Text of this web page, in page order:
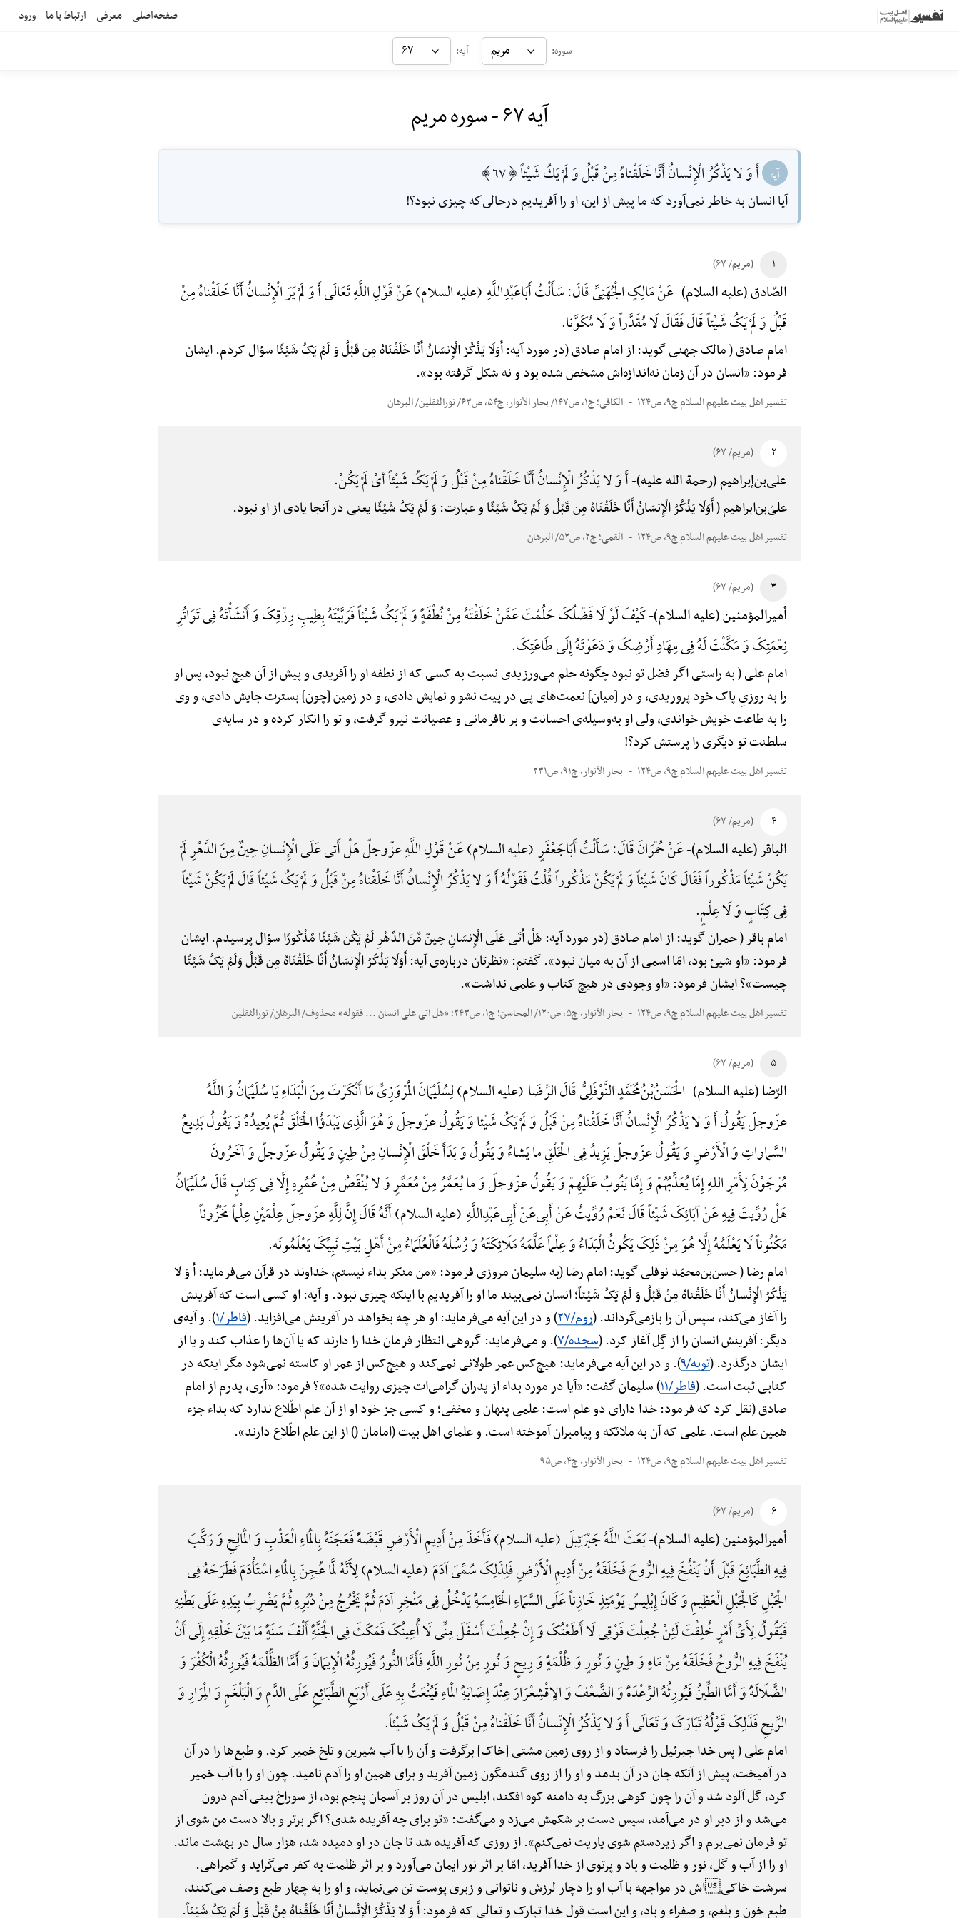
صفحه‌اصلی معرفی ارتباط با ما ورود
سوره: مریم آیه: ۶۷
آیه ۶۷ - سوره مریم
آیه أَ وَ لا يَذْكُرُ الْإِنْسانُ أَنَّا خَلَقْناهُ مِنْ قَبْلُ وَ لَمْ يَكُ شَيْئاً [67]
آيا انسان به خاطر نمى‌آورد كه ما پيش از اين، او را آفريديم در‌حالى‌كه چيزى نبود؟!
۱ (مریم/ ۶۷)
الصّادق (علیه السلام)-عَنْ مَالِکٍ الْجُهَنِیِّ قَالَ: سَأَلْتُ أَبَاعَبْدِ‌اللَّهِ (علیه السلام) عَنْ قَوْلِ اللَّهِ تَعَالَی أَ وَ لَمْ یَرَ الْإِنْسانُ أَنَّا خَلَقْناهُ مِنْ
قَبْلُ وَ لَمْ یَکُ شَیْئاً قَالَ فَقَالَ لَا مُقَدَّراً وَ لَا مُکَوَّنا.
امام صادق ( مالک جهنی گوید: از امام صادق (در مورد آیه: أَوَلَا یَذْکُرُ الْإِنسَانُ أَنَّا خَلَقْنَاهُ مِن قَبْلُ وَ لَمْ یَکُ شَیْئًا سؤال کردم. ایشان
فرمود: «انسان در آن زمان نه‌اندازه‌اش مشخص شده بود و نه شکل گرفته بود».
تفسیر اهل بیت علیهم السلام ج۹، ص۱۲۴ الکافی؛ ج۱، ص۱۴۷/ بحار الأنوار، ج۵۴، ص۶۳/ نورالثقلین/ البرهان
۲ (مریم/ ۶۷)
علی‌بن‌إبراهیم (رحمة الله علیه)-أَ وَ لا یَذْکُرُ الْإِنْسانُ أَنَّا خَلَقْناهُ مِنْ قَبْلُ وَ لَمْ یَکُ شَیْئاً أیْ لَمْ یَکُنْ.
علیّ‌بن‌ابراهیم ( أَوَلَا یَذْکُرُ الْإِنسَانُ أَنَّا خَلَقْنَاهُ مِن قَبْلُ وَ لَمْ یَکُ شَیْئًا و عبارت: وَ لَمْ یَکُ شَیْئًا یعنی در آنجا یادی از او نبود.
تفسیر اهل بیت علیهم السلام ج۹، ص۱۲۴ القمی؛ ج۲، ص۵۲/ البرهان
۳ (مریم/ ۶۷)
أمیرالمؤمنین (علیه السلام)-کَیْفَ لَوْ لَا فَضْلُکَ حَلُمْتَ عَمَّنْ خَلَقْتَهُ مِنْ نُطْفَهًٍْ وَ لَمْ یَکُ شَیْئاً فَرَبَّیْتَهُ بِطِیبِ رِزْقِکَ وَ أَنْشَأْتَهُ فِی تَوَاتُرِ
نِعْمَتِکَ وَ مَکَّنْتَ لَهُ فِی مِهَادِ أَرْضِکَ وَ دَعَوْتَهُ إِلَی طَاعَتِکَ.
امام علی ( به راستی اگر فضل تو نبود چگونه حلم می‌ورزیدی نسبت به کسی که از نطفه او را آفریدی و پیش از آن هیچ نبود، پس او
را به روزیِ پاک خود پروریدی، و در [میان] نعمت‌های پی در پیت نشو و نمایش دادی، و در زمین [چون] بسترت جایش دادی، و وی
را به طاعت خویش خواندی، ولی او به‌وسیله‌ی احسانت و بر نافرمانی و عصیانت نیرو گرفت، و تو را انکار کرده و در سایه‌ی
سلطنت تو دیگری را پرستش کرد؟!
تفسیر اهل بیت علیهم السلام ج۹، ص۱۲۴ بحار الأنوار، ج۹۱، ص۲۳۱
۴ (مریم/ ۶۷)
الباقر (علیه السلام)-عَنْ حُمْرَانَ قَالَ: سَأَلْتُ أَبَاجَعْفَرٍ (علیه السلام) عَنْ قَوْلِ اللَّهِ عزّوجلّ هَلْ أَتی عَلَی الْإِنْسانِ حِینٌ مِنَ الدَّهْرِ لَمْ
یَکُنْ شَیْئاً مَذْکُوراً فَقَالَ کَانَ شَیْئاً وَ لَمْ یَکُنْ مَذْکُوراً قُلْتُ فَقَوْلُهُ أَ وَ لا یَذْکُرُ الْإِنْسانُ أَنَّا خَلَقْناهُ مِنْ قَبْلُ وَ لَمْ یَکُ شَیْئاً قَالَ لَمْ یَکُنْ شَیْئاً
فِی کِتَابٍ وَ لَا عِلْمٍ.
امام باقر ( حمران گوید: از امام صادق (در مورد آیه: هَلْ أَتَی عَلَی الْإِنسَانِ حِینٌ مِّنَ الدَّهْرِ لَمْ یَکُن شَیْئًا مَّذْکُورًا سؤال پرسیدم. ایشان
فرمود: «او شیئ بود، امّا اسمی از آن به میان نبود». گفتم: «نظرتان درباره‌ی آیه: أَوَلَا یَذْکُرُ الْإِنسَانُ أَنَّا خَلَقْنَاهُ مِن قَبْلُ وَلَمْ یَکُ شَیْئًا
چیست»؟ ایشان فرمود: «او وجودی در هیچ کتاب و علمی نداشت».
تفسیر اهل بیت علیهم السلام ج۹، ص۱۲۴ بحار الأنوار، ج۵، ص۱۲۰/ المحاسن؛ ج۱، ص۲۴۳؛ «هل اتی علی انسان ... فقوله» محذوف/ البرهان/ نورالثقلین
۵ (مریم/ ۶۷)
الرّضا (علیه السلام)-الْحَسَنُ‌بْنُ‌مُحَمَّدٍ النَّوْفَلِیُّ قَالَ الرِّضَا (علیه السلام) لِسُلَیْمَانَ الْمَرْوَزِیِّ مَا أَنْکَرْتَ مِنَ الْبَدَاءِ یَا سُلَیْمَانُ وَ اللَّهُ
عزّوجلّ یَقُولُ أَ وَ لا یَذْکُرُ الْإِنْسانُ أَنَّا خَلَقْناهُ مِنْ قَبْلُ وَ لَمْ یَکُ شَیْئا وَ یَقُولُ عزّوجلّ وَ هُوَ الَّذِی یَبْدَؤُا الْخَلْقَ ثُمَّ یُعِیدُهُ وَ یَقُولُ بَدِیعُ
السَّماواتِ وَ الْأَرْضِ وَ یَقُولُ عزّوجلّ یَزِیدُ فِی الْخَلْقِ ما یَشاءُ وَ یَقُولُ وَ بَدَأَ خَلْقَ الْإِنْسانِ مِنْ طِینٍ وَ یَقُولُ عزّوجلّ وَ آخَرُونَ
مُرْجَوْنَ لِأَمْرِ اللهِ إِمَّا یُعَذِّبُهُمْ وَ إِمَّا یَتُوبُ عَلَیْهِمْ وَ یَقُولُ عزّوجلّ وَ ما یُعَمَّرُ مِنْ مُعَمَّرٍ وَ لا یُنْقَصُ مِنْ عُمُرِهِ إِلَّا فِی کِتابٍ قَالَ سُلَیْمَانُ
هَلْ رُوِّیتَ فِیهِ عَنْ آبَائِکَ شَیْئاً قَالَ نَعَمْ رُوِّیتُ عَنْ أَبِی‌عَنْ أَبِی‌عَبْدِ‌اللَّهِ (علیه السلام) أَنَّهُ قَالَ إِنَّ لِلَّهِ عزّوجلّ عِلْمَیْنِ عِلْماً مَخْزُوناً
مَکْنُوناً لَا یَعْلَمُهُ إِلَّا هُوَ مِنْ ذَلِکَ یَکُونُ الْبَدَاءُ وَ عِلْماً عَلَّمَهُ مَلَائِکَتَهُ وَ رُسُلَهُ فَالْعُلَمَاءُ مِنْ أَهْلِ بَیْتِ نَبِیِّکَ یَعْلَمُونَه.
امام رضا ( حسن‌بن‌محمّد نوفلی گوید: امام رضا (به سلیمان مروزی فرمود: «من منکر بداء نیستم، خداوند در قرآن می‌فرماید: أَ وَ لا
یَذْکُرُ الْإِنْسانُ أَنَّا خَلَقْناهُ مِنْ قَبْلُ وَ لَمْ یَکُ شَیْئاً؛ انسان نمی‌بیند ما او را آفریدیم با اینکه چیزی نبود. و آیه: او کسی است که آفرینش
را آغاز می‌کند، سپس آن را بازمی‌گرداند. (روم/۲۷ ) و در این آیه می‌فرماید: او هر چه بخواهد در آفرینش می‌افزاید. (فاطر/۱). و آیه‌ی
دیگر: آفرینش انسان را از گِل آغاز کرد. (سجده/۷ ). و می‌فرماید: گروهی انتظار فرمان خدا را دارند که یا آن‌ها را عذاب کند و یا از
ایشان درگذرد. (توبه/۹ ). و در این آیه می‌فرماید: هیچ‌کس عمر طولانی نمی‌کند و هیچ‌کس از عمر او کاسته نمی‌شود مگر اینکه در
کتابی ثبت است. (فاطر/۱۱ ) سلیمان گفت: «آیا در مورد بداء از پدران گرامی‌ات چیزی روایت شده»؟ فرمود: «آری، پدرم از امام
صادق (نقل کرد که فرمود: خدا دارای دو علم است: علمی پنهان و مخفی؛ و کسی جز خود او از آن علم اطّلاع ندارد که بداء جزء
همین علم است. علمی که آن به ملائکه و پیامبران آموخته است. و علمای اهل بیت (امامان () از این علم اطّلاع دارند».
تفسیر اهل بیت علیهم السلام ج۹، ص۱۲۴ بحار الأنوار، ج۴، ص۹۵
۶ (مریم/ ۶۷)
أمیرالمؤمنین (علیه السلام)-بَعَثَ اللَّهُ جَبْرَئِیلَ (علیه السلام) فَأَخَذَ مِنْ أَدِیمِ الْأَرْضِ قَبْضَهًًْ فَعَجَنَهُ بِالْمَاءِ الْعَذْبِ وَ الْمَالِحِ وَ رَکَّبَ
فِیهِ الطَّبَائِعَ قَبْلَ أَنْ یَنْفُخَ فِیهِ الرُّوحَ فَخَلَقَهُ مِنْ أَدِیمِ الْأَرْضِ فَلِذَلِکَ سُمِّیَ آدَمَ (علیه السلام) لِأَنَّهُ لَمَّا عُجِنَ بِالْمَاءِ اسْتَأْدَمَ فَطَرَحَهُ فِی
الْجَبْلِ کَالْجَبْلِ الْعَظِیمِ وَ کَانَ إِبْلِیسُ یَوْمَئِذٍ خَازِناً عَلَی السَّمَاءِ الْخَامِسَهًِْ یَدْخُلُ فِی مَنْخِرِ آدَمَ ثُمَّ یَخْرُجُ مِنْ دُبُرِهِ ثُمَّ یَضْرِبُ بِیَدِهِ عَلَی بَطْنِهِ
فَیَقُولُ لِأَیِّ أَمْرٍ خُلِقْتَ لَئِنْ جُعِلْتَ فَوْقِی لَا أَطَعْتُکَ وَ إِنْ جُعِلْتَ أَسْفَلَ مِنِّی لَا أُعِینُکَ فَمَکَثَ فِی الْجَنَّهًِْ أَلْفَ سَنَهًٍْ مَا بَیْنَ خَلْقِهِ إِلَی أَنْ
یُنْفَخَ فِیهِ الرُّوحُ فَخَلَقَهُ مِنْ مَاءٍ وَ طِینٍ وَ نُورٍ وَ ظُلْمَهًٍْ وَ رِیحٍ وَ نُورٍ مِنْ نُورِ اللَّهِ فَأَمَّا النُّورُ فَیُورِثُهُ الْإِیمَانَ وَ أَمَّا الظُّلْمَهًُْ فَیُورِثُهُ الْکُفْرَ وَ
الضَّلَالَهًَْ وَ أَمَّا الطِّینُ فَیُورِثُهُ الرِّعْدَهًَْ وَ الضَّعْفَ وَ الِاقْشِعْرَارَ عِنْدَ إِصَابَهًِْ الْمَاءِ فَیُنْعَتُ بِهِ عَلَی أَرْبَعِ الطَّبَائِعِ عَلَی الدَّمِ وَ الْبَلْغَمِ وَ الْمِرَارِ وَ
الرِّیحِ فَذَلِکَ قَوْلُهُ تَبَارَکَ وَ تَعَالَی أَ وَ لا یَذْکُرُ الْإِنْسانُ أَنَّا خَلَقْناهُ مِنْ قَبْلُ وَ لَمْ یَکُ شَیْئاً.
امام علی ( پس خدا جبرئیل را فرستاد و از روی زمین مشتی [خاک] برگرفت و آن را با آب شیرین و تلخ خمیر کرد. و طبع‌ها را در آن
در آمیخت، پیش از آنکه جان در آن بدمد و او را از روی گندمگون زمین آفرید و برای همین او را آدم نامید. چون او را با آب خمیر
کرد، گل آلود شد و آن را چون کوهی بزرگ به دامنه کوه افکند، ابلیس در آن روز بر آسمان پنجم بود، از سوراخ بینی آدم درون
می‌شد و از دبر او در می‌آمد، سپس دست بر شکمش می‌زد و می‌گفت: «تو برای چه آفریده شدی؟ اگر برتر و بالا دست من شوی از
تو فرمان نمی‌برم و اگر زیردستم شوی یاریت نمی‌کنم». از روزی که آفریده شد تا جان در او دمیده شد، هزار سال در بهشت ماند.
او را از آب و گل، نور و ظلمت و باد و پرتوی از خدا آفرید، امّا بر اثر نور ایمان می‌آورد و بر اثر ظلمت به کفر می‌گراید و گمراهی.
سرشت خاکیاش در مواجهه با آب او را دچار لرزش و ناتوانی و زبری پوست تن می‌نماید، و او را به چهار طبع وصف می‌کنند،
طبع خون و بلغم، و صفراء و باد، و این است قول خدا تبارک و تعالی که فرمود: أَ وَ لا یَذْکُرُ الْإِنْسانُ أَنَّا خَلَقْناهُ مِنْ قَبْلُ وَ لَمْ یَکُ شَیْئاً.